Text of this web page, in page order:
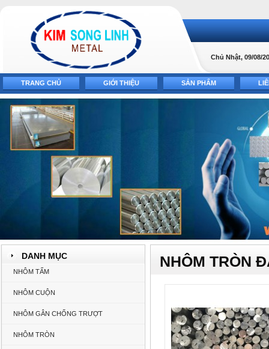
Chủ Nhật, 09/08/
TRANG CHỦ GIỚI THIỆU SẢN PHẨM
DANH MỤC
NHÔM TẤM
NHÔM CUỘN
NHÔM GÂN CHỐNG TRƯỢT
NHÔM TRÒN
NHÔM TRÒN